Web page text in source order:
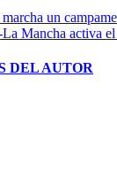
un
Mancha activa
DEL AUTOR